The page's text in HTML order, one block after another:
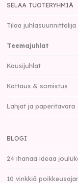
SELAA TUOTERYHMIÄ
Tilaa juhlasuunnittelija
Teemajuhlat
Kausijuhlat
Kattaus & somistus
Lahjat ja paperitavara
BLOGI
24 ihanaa ideaa
10 vinkkiä